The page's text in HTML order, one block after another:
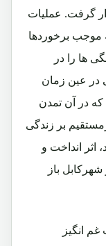
گرفت. عملیات
درطول قرن 19 با آنکه موجب برخوردها
ها را در
در عین زمان
در آن تمدن
بر زندگی
اثر انداخت و
باز
انگیز